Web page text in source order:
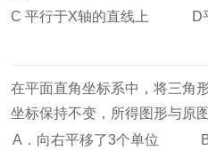
C 平行于X轴的直线上 D平
在平面直角坐标系中，将三角
坐标保持不变，所得图形与原
A．向右平移了3个单位